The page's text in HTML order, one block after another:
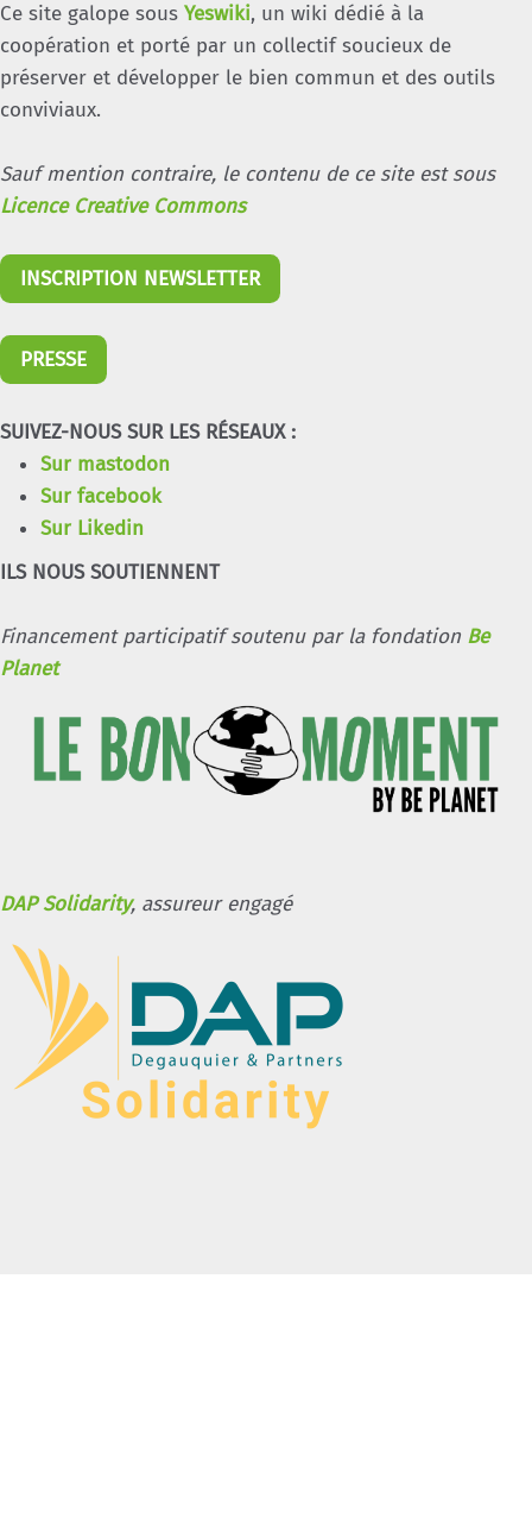
Ce site galope sous Yeswiki, un wiki dédié à la
coopération et porté par un collectif soucieux de
préserver et développer le bien commun et des outils
conviviaux.
Sauf mention contraire, le contenu de ce site est sous
Licence Creative Commons
INSCRIPTION NEWSLETTER
PRESSE
SUIVEZ-NOUS SUR LES RÉSEAUX :
Sur mastodon
Sur facebook
Sur Likedin
ILS NOUS SOUTIENNENT
Financement participatif soutenu par la fondation Be
Planet
DAP Solidarity, assureur engagé